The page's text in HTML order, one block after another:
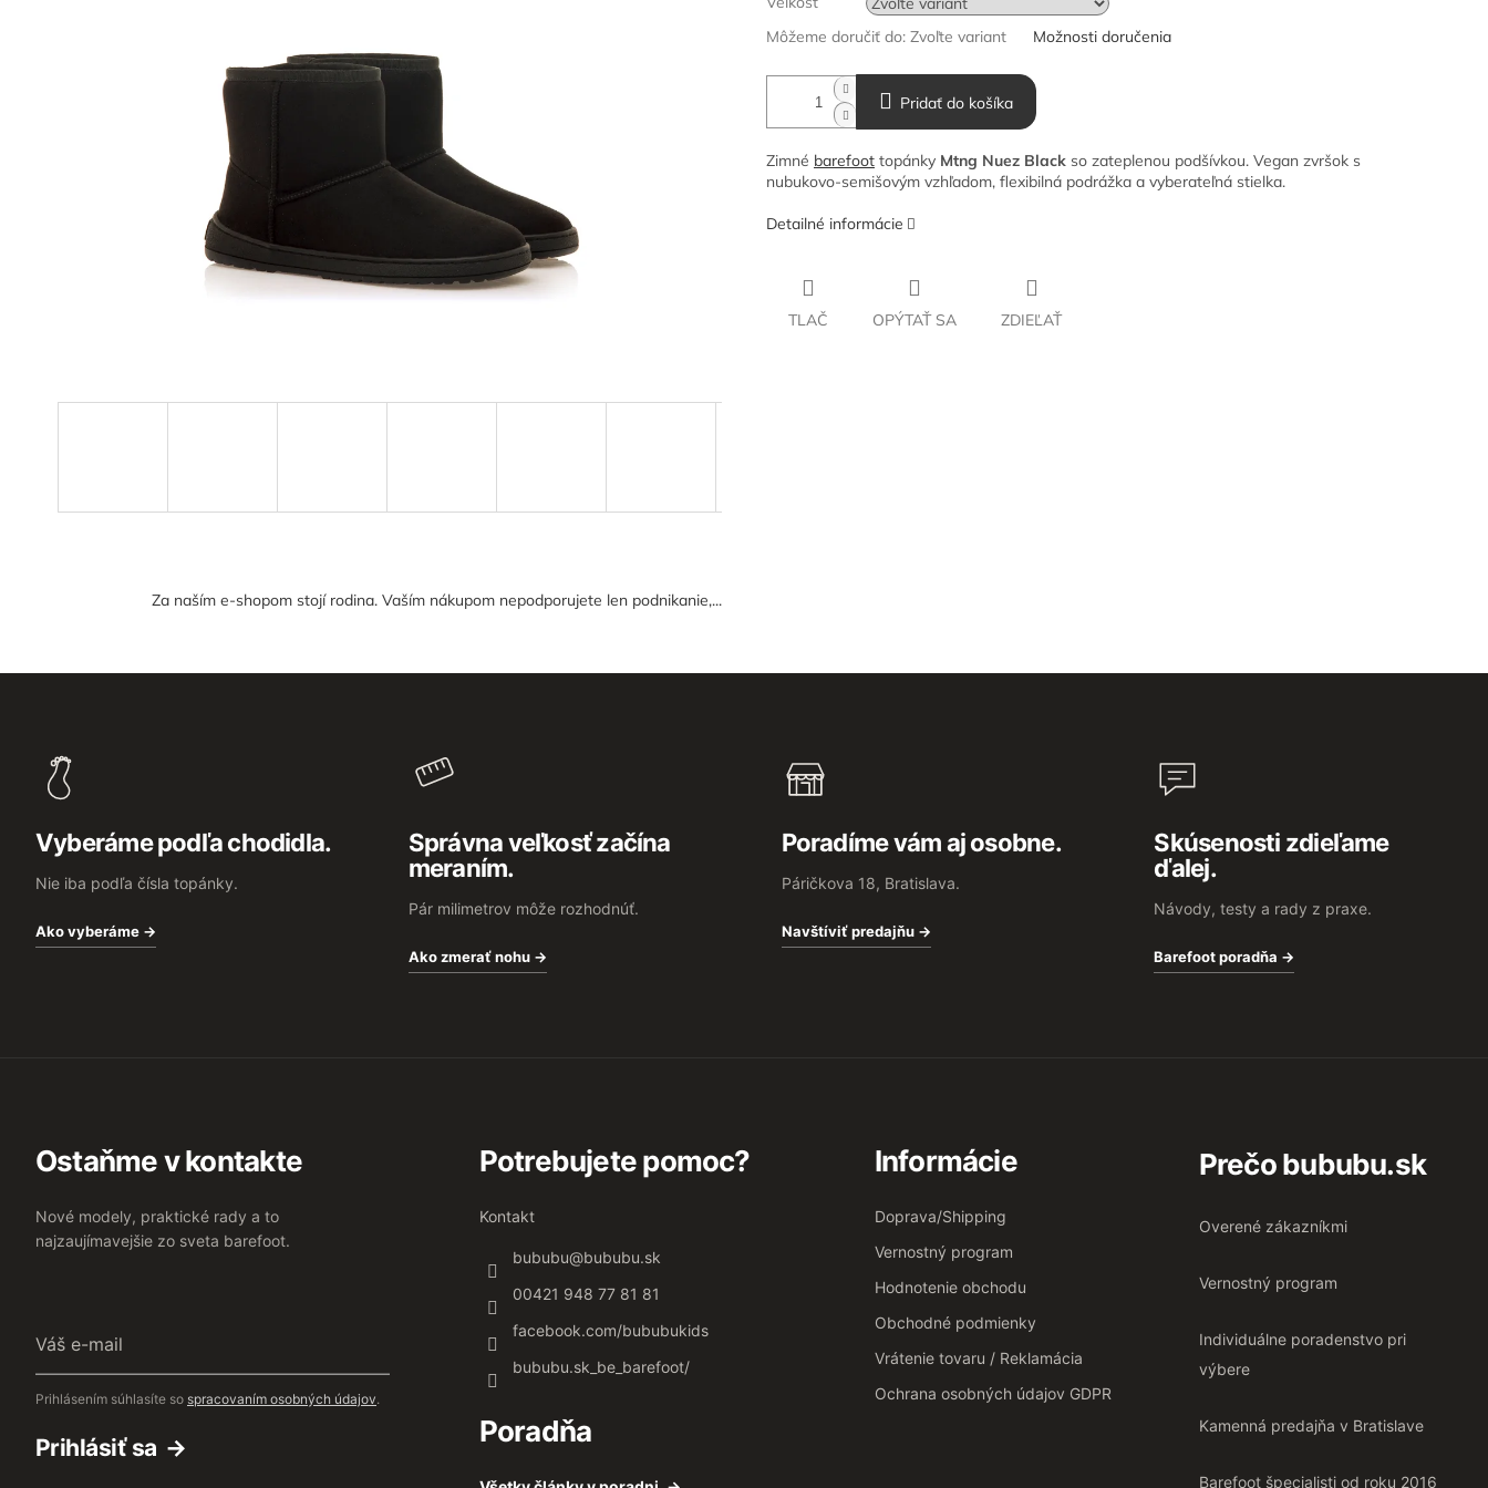
Môžeme doručiť do: Zvoľte variant Možnosti doručenia
Pridať do košíka
Zimné barefoot topánky Mtng Nuez Black so zateplenou podšívkou. Vegan zvršok s
nubukovo-semišovým vzhľadom, flexibilná podrážka a vyberateľná stielka.
Detailné informácie
TLAČ OPÝTAŤ SA ZDIEĽAŤ
Za naším e-shopom stojí rodina. Vaším nákupom nepodporujete len podnikanie,...
Vyberáme podľa chodidla.
Nie iba podľa čísla topánky.
Ako vyberáme →
Správna veľkosť začína
meraním.
Pár milimetrov môže rozhodnúť.
Ako zmerať nohu →
Poradíme vám aj osobne.
Páričkova 18, Bratislava.
Navštíviť predajňu →
Skúsenosti zdieľame
ďalej.
Návody, testy a rady z praxe.
Barefoot poradňa →
Ostaňme v kontakte
Nové modely, praktické rady a to
najzaujímavejšie zo sveta barefoot.
e-
Prihlásením súhlasíte so spracovaním osobných údajov.
Prihlásiť sa
Potrebujete pomoc?
Kontakt
bububu@bububu.sk
00421 948 77 81 81
facebook.com/bububukids
bububu.sk_be_barefoot/
Poradňa
Informácie
Doprava/Shipping
Vernostný program
Hodnotenie obchodu
Obchodné podmienky
Vrátenie tovaru / Reklamácia
Ochrana osobných údajov GDPR
Prečo bububu.sk
Overené zákazníkmi
Vernostný program
Individuálne poradenstvo pri
výbere
Kamenná predajňa v Bratislave
Barefoot špecialisti od roku 2016